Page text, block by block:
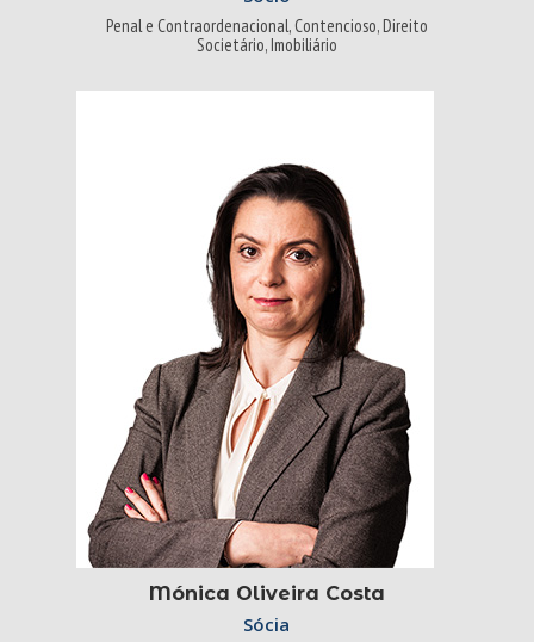
Penal e Contraordenacional, Contencioso, Direito
Societário, Imobiliário
Mónica Oliveira Costa
Sócia